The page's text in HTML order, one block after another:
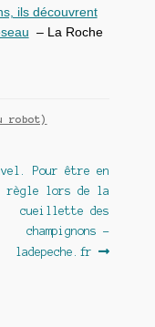
ils découvrent
– La Roche
robot)
:
Pour être en
règle lors de la
cueillette des
champignons –
ladepeche.fr